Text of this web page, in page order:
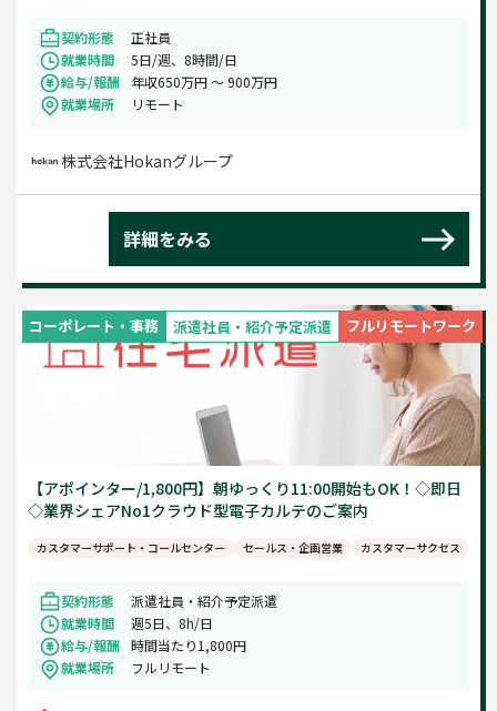
契約形態
正社員
就業時間
5日/週、8時間/日
給与/報酬
年収650万円 〜 900万円
就業場所
リモート
株式会社Hokanグループ
詳細をみる
コーポレート・事務 派遣社員・紹介予定派遣 フルリモートワーク
【アポインター/1,800円】朝ゆっくり11:00開始もOK！◇即日
◇業界シェアNo1クラウド型電子カルテのご案内
カスタマーサポート・コールセンター セールス・企画営業 カスタマーサクセス
契約形態
派遣社員・紹介予定派遣
就業時間
週5日、8h/日
給与/報酬 時間当たり1,800円
就業場所
フルリモート